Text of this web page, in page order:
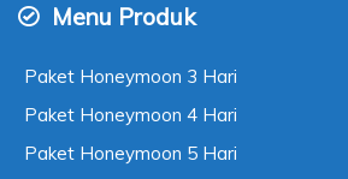
Menu Produk
Paket Honeymoon 3 Hari
Paket Honeymoon 4 Hari
Paket Honeymoon 5 Hari